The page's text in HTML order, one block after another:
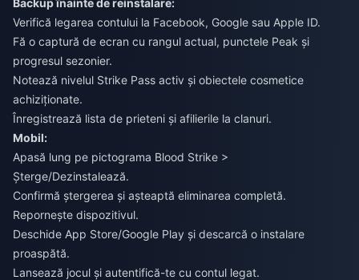
Verifică legarea contului la Facebook, Google sau Apple ID.
Fă o captură de ecran cu rangul actual, punctele Peak și
progresul sezonier.
Notează nivelul Strike Pass activ și obiectele cosmetice
achiziționate.
Înregistrează lista de prieteni și afilierile la clanuri.
Mobil:
Apasă lung pe pictograma Blood Strike >
Șterge/Dezinstalează.
Confirmă ștergerea și așteaptă eliminarea completă.
Repornește dispozitivul.
Deschide App Store/Google Play și descarcă o instalare
proaspătă.
Lansează jocul și autentifică-te cu contul legat.